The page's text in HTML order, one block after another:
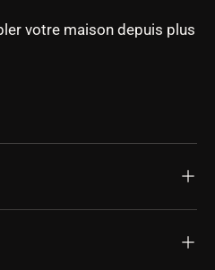
votre maison depuis plus